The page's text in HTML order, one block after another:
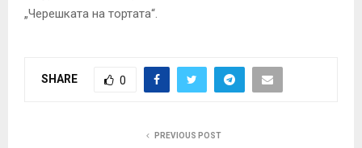
„Черешката на тортата“.
SHARE 0
PREVIOUS POST